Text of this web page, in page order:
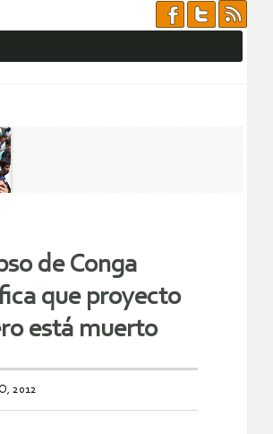
de Conga
que proyecto
está muerto
2012